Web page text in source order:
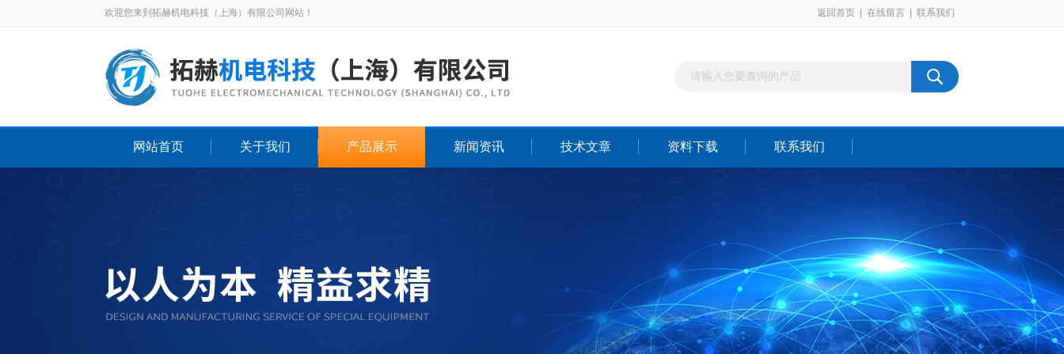
欢迎您来到拓赫机电科技（上海）有限公司网站！ 返回首页 在线留言 联系我们
网站首页 关于我们 产品展示 新闻资讯 技术文章 资料下载 联系我们